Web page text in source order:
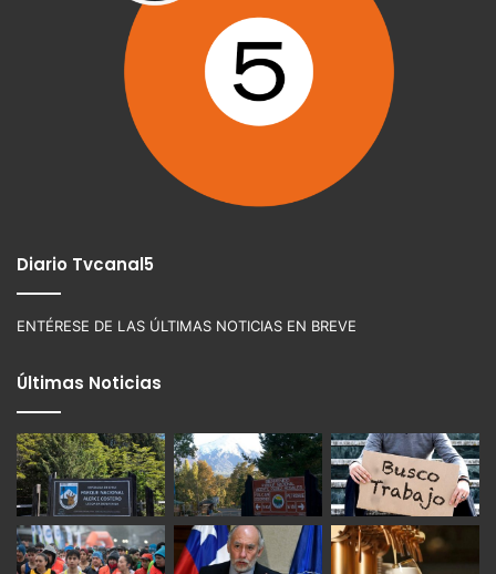
Diario Tvcanal5
ENTÉRESE DE LAS ÚLTIMAS NOTICIAS EN BREVE
Últimas Noticias